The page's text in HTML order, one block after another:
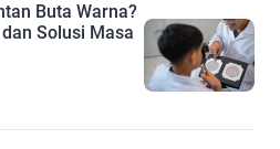
Buta Warna?
Solusi Masa